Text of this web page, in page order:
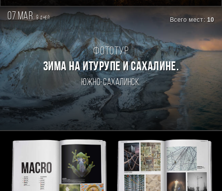
07 mar. 9дней Всего мест: 10
Фототур
Зима на Итурупе и Сахалине.
Южно-Сахалинск.